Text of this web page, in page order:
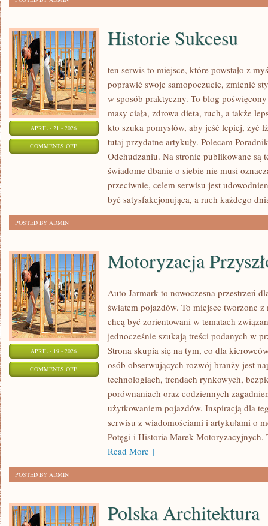
APRIL - 21 - 2026
COMMENTS OFFON
Historie Sukcesu
ten serwis to miejsce, które powstało z
poprawić swoje samopoczucie, zmienić
w sposób praktyczny. To blog
masy ciała, zdrowa dieta, ruch, a także
kto szuka pomysłów, aby jeść lepiej, żyć
tutaj przydatne artykuły. Polecam
Odchudzaniu. Na stronie publikowane są
świadome dbanie o siebie nie musi
przeciwnie, celem serwisu jest
być satysfakcjonująca, a ruch każdego
POSTED BY ADMIN
APRIL - 19 - 2026
COMMENTS OFFON
MOTORYZACJA
PRZYSZŁOŚCI
Motoryzacja
Auto Jarmark to nowoczesna przestrzeń
światem pojazdów. To miejsce tworzone
chcą być zorientowani w tematach
jednocześnie szukają treści podanych w
Strona skupia się na tym, co dla
osób obserwujących rozwój branży jest
technologiach, trendach rynkowych,
porównaniach oraz codziennych
użytkowaniem pojazdów. Inspiracją dla
serwisu z wiadomościami i artykułami o
Potęgi i Historia Marek
Read More ]
POSTED BY ADMIN
Polska Architektura